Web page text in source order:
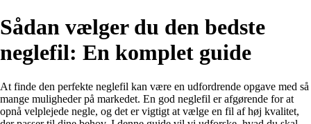
Sådan vælger du den bedste
neglefil: En komplet guide
At finde den perfekte neglefil kan være en udfordrende opgave med så
mange muligheder på markedet. En god neglefil er afgørende for at
opnå velplejede negle, og det er vigtigt at vælge en fil af høj kvalitet,